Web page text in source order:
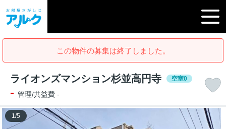
この物件の募集は終了しました。
ライオンズマンション杉並高円寺 空室0
- 管理/共益費 -
1 /5